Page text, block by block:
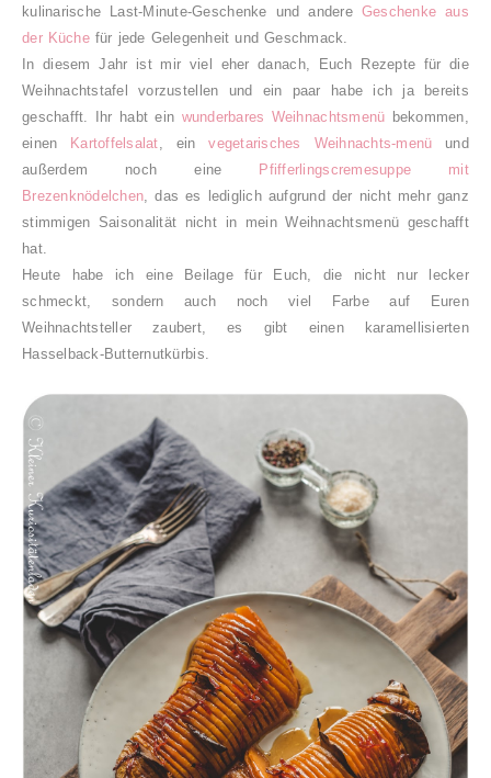
kulinarische Last-Minute-Geschenke und andere Geschenke aus
der Küche für jede Gelegenheit und Geschmack.
In diesem Jahr ist mir viel eher danach, Euch Rezepte für die
Weihnachtstafel vorzustellen und ein paar habe ich ja bereits
geschafft. Ihr habt ein wunderbares Weihnachtsmenü bekommen,
einen
Kartoffelsalat , einvegetarisches Weihnachts-menü und
außerdem noch eine
Pfifferlingscremesuppe mit
Brezenknödelchen , das es lediglich aufgrund der nicht mehr ganz
stimmigen Saisonalität nicht in mein Weihnachtsmenü geschafft
hat.
Heute habe ich eine Beilage für Euch, die nicht nur lecker
schmeckt, sondern auch noch viel Farbe auf Euren
Weihnachtsteller zaubert, es gibt einen karamellisierten
Hasselback-Butternutkürbis.